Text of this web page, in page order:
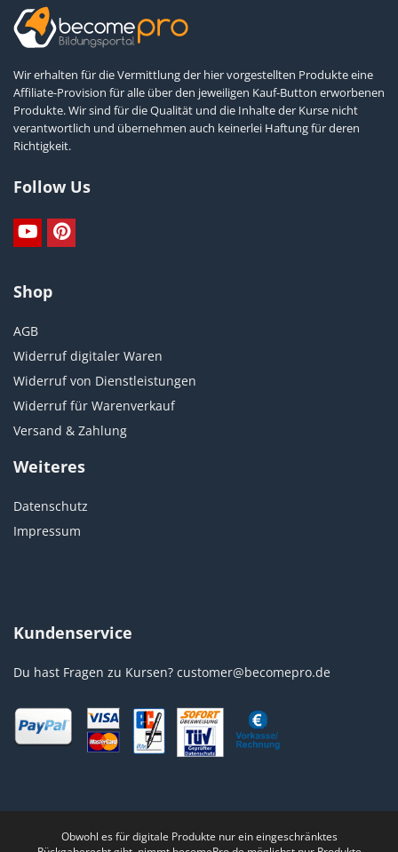
Wir erhalten für die Vermittlung der hier vorgestellten Produkte eine
Affiliate-Provision für alle über den jeweiligen Kauf-Button erworbenen
Produkte. Wir sind für die Qualität und die Inhalte der Kurse nicht
verantwortlich und übernehmen auch keinerlei Haftung für deren
Richtigkeit.
Follow Us
Shop
AGB
Widerruf digitaler Waren
Widerruf von Dienstleistungen
Widerruf für Warenverkauf
Versand & Zahlung
Weiteres
Datenschutz
Impressum
Kundenservice
Du hast Fragen zu Kursen? customer@becomepro.de
Obwohl es für digitale Produkte nur ein eingeschränktes